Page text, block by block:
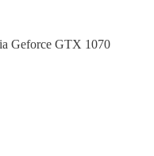
Geforce GTX 1070